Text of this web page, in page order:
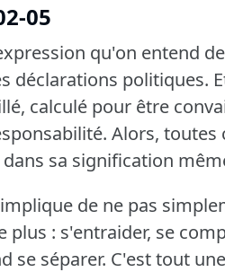
05
qu'on entend
déclarations politiques.
calculé pour être
Alors, toutes
sa signification
de ne pas
: s'entraider, se
se séparer. C'est tout